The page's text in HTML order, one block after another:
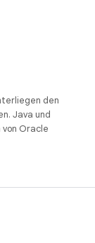
den
Java und
Oracle